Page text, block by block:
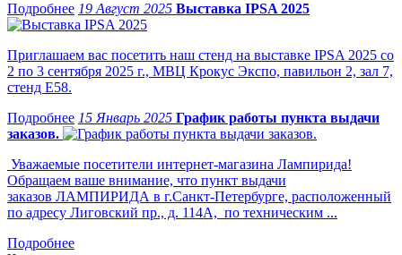
19 Август 2025 Выставка IPSA 2025
Приглашаем вас посетить наш стенд на выставке IPSA 2025 со
2 по 3 сентября 2025 г., МВЦ Крокус Экспо, павильон 2, зал 7,
стенд Е58.
15 Январь 2025 График работы пункта выдачи
заказов.
Уважаемые посетители интернет-магазина Лампирида!
Обращаем ваше внимание, что пункт выдачи
заказов ЛАМПИРИДА в г.Санкт-Петербурге, расположенный
по адресу Лиговский пр., д. 114А, по техническим ...